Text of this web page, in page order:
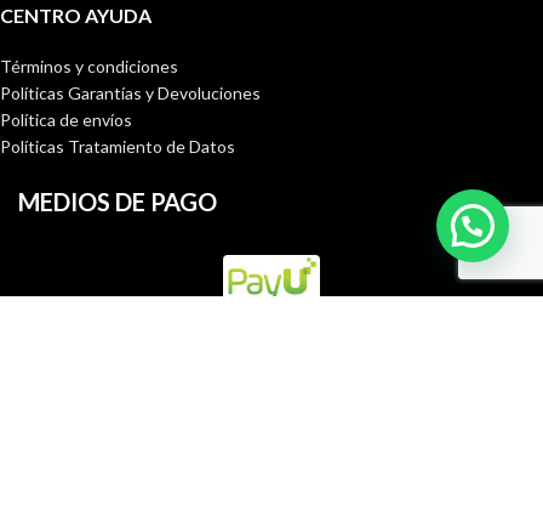
CENTRO AYUDA
Términos y condiciones
Políticas Garantías y Devoluciones
Política de envíos
Políticas Tratamiento de Datos
MEDIOS DE PAGO